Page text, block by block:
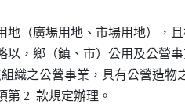
地（廣場用地、市場用地），
略以，鄉（鎮、市）公用及公營
組織之公營事業，具有公營造物
第 2  款規定辦理。